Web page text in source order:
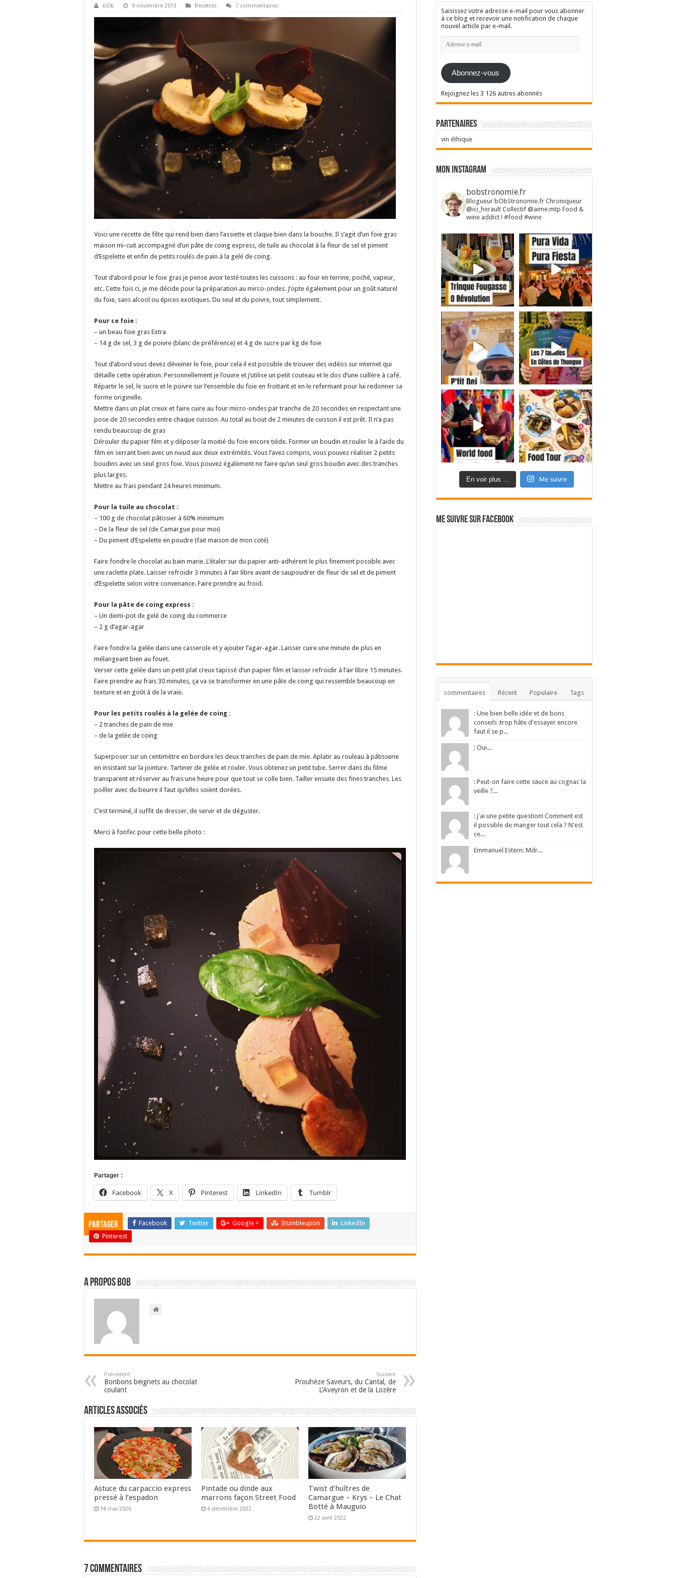
bOb 9 novembre 2013 Recettes 7 commentaires
Voici une recette de fête qui rend bien dans l’assiette et claque bien dans la bouche. Il s’agit d’un foie gras
maison mi-cuit accompagné d’un pâte de coing express, de tuile au chocolat à la fleur de sel et piment
d’Espelette et enfin de petits roulés de pain à la gelé de coing.
Tout d’abord pour le foie gras je pense avoir testé toutes les cuissons : au four en terrine, poché, vapeur,
etc. Cette fois ci, je me décide pour la préparation au mirco-ondes. J’opte également pour un goût naturel
du foie, sans alcool ou épices exotiques. Du seul et du poivre, tout simplement.
Pour ce foie :
– un beau foie gras Extra
– 14 g de sel, 3 g de poivre (blanc de préférence) et 4 g de sucre par kg de foie
Tout d’abord vous devez déveiner le foie, pour cela il est possible de trouver des vidéos sur internet qui
détaille cette opération. Personnellement je l’ouvre et j’utilise un petit couteau et le dos d’une cuillère à café.
Répartir le sel, le sucre et le poivre sur l’ensemble du foie en frottant et en le refermant pour lui redonner sa
forme originelle.
Mettre dans un plat creux et faire cuire au four micro-ondes par tranche de 20 secondes en respectant une
pose de 20 secondes entre chaque cuisson. Au total au bout de 2 minutes de cuisson il est prêt. Il n’a pas
rendu beaucoup de gras
Dérouler du papier film et y déposer la moitié du foie encore tiède. Former un boudin et rouler le à l’aide du
film en serrant bien avec un nœud aux deux extrémités. Vous l’avez compris, vous pouvez réaliser 2 petits
boudins avec un seul gros foie. Vous pouvez également ne faire qu’un seul gros boudin avec des tranches
plus larges.
Mettre au frais pendant 24 heures minimum.
Pour la tuile au chocolat :
– 100 g de chocolat pâtissier à 60% minimum
– De la fleur de sel (de Camargue pour moi)
– Du piment d’Espelette en poudre (fait maison de mon coté)
Faire fondre le chocolat au bain marie. L’étaler sur du papier anti-adhérent le plus finement possible avec
une raclette plate. Laisser refroidir 3 minutes à l’air libre avant de saupoudrer de fleur de sel et de piment
d’Espelette selon votre convenance. Faire prendre au froid.
Pour la pâte de coing express :
– Un demi-pot de gelé de coing du commerce
– 2 g d’agar-agar
Faire fondre la gelée dans une casserole et y ajouter l’agar-agar. Laisser cuire une minute de plus en
mélangeant bien au fouet.
Verser cette gelée dans un petit plat creux tapissé d’un papier film et laisser refroidir à l’air libre 15 minutes.
Faire prendre au frais 30 minutes, ça va se transformer en une pâte de coing qui ressemble beaucoup en
texture et en goût à de la vraie.
Pour les petits roulés à la gelée de coing :
– 2 tranches de pain de mie
– de la gelée de coing
Superposer sur un centimètre en bordure les deux tranches de pain de mie. Aplatir au rouleau à pâtisserie
en insistant sur la jointure. Tartiner de gelée et rouler. Vous obtenez un petit tube. Serrer dans du filme
transparent et réserver au frais une heure pour que tout se colle bien. Tailler ensuite des fines tranches. Les
poêler avec du beurre il faut qu’elles soient dorées.
C’est terminé, il suffit de dresser, de servir et de déguster.
Merci à fonfec pour cette belle photo :
Partager :
Facebook X Pinterest LinkedIn Tumblr
Partager Facebook Twitter Google + Stumbleupon
LinkedIn
Pinterest
A propos bOb
Précedent
Bonbons beignets au chocolat
coulant
Suivant
Prouhèze Saveurs, du Cantal, de
L’Aveyron et de la Lozère
Articles associés
Astuce du carpaccio express
pressé à l’espadon
18 mai 2026
Pintade ou dinde aux
marrons façon Street Food
6 décembre 2022
Twist d’huîtres de
Camargue – Krys – Le Chat
Botté à Mauguio
22 avril 2022
7 commentaires
Saisissez votre adresse e-mail pour vous abonner
à ce blog et recevoir une notification de chaque
nouvel article par e-mail.
Adresse
e-
Abonnez-vous
Rejoignez les 3 126 autres abonnés
Partenaires
vin éthique
Mon Instagram
bobstronomie.fr
Blogueur bObStronomie.fr Chroniqueur
@ici_herault Collectif @aime.mtp Food &
wine addict ! #food #wine
En voir plus ... Me suivre
Me suivre sur Facebook
commentaires Récent Populaire Tags
: Une bien belle idée et de bons
conseils :trop hâte d'essayer encore
faut il se p...
: Oui...
: Peut-on faire cette sauce au cognac la
veille ?...
: j'ai une petite question! Comment est
il possible de manger tout cela ? N'est
ce...
Emmanuel Estern: Mdr...